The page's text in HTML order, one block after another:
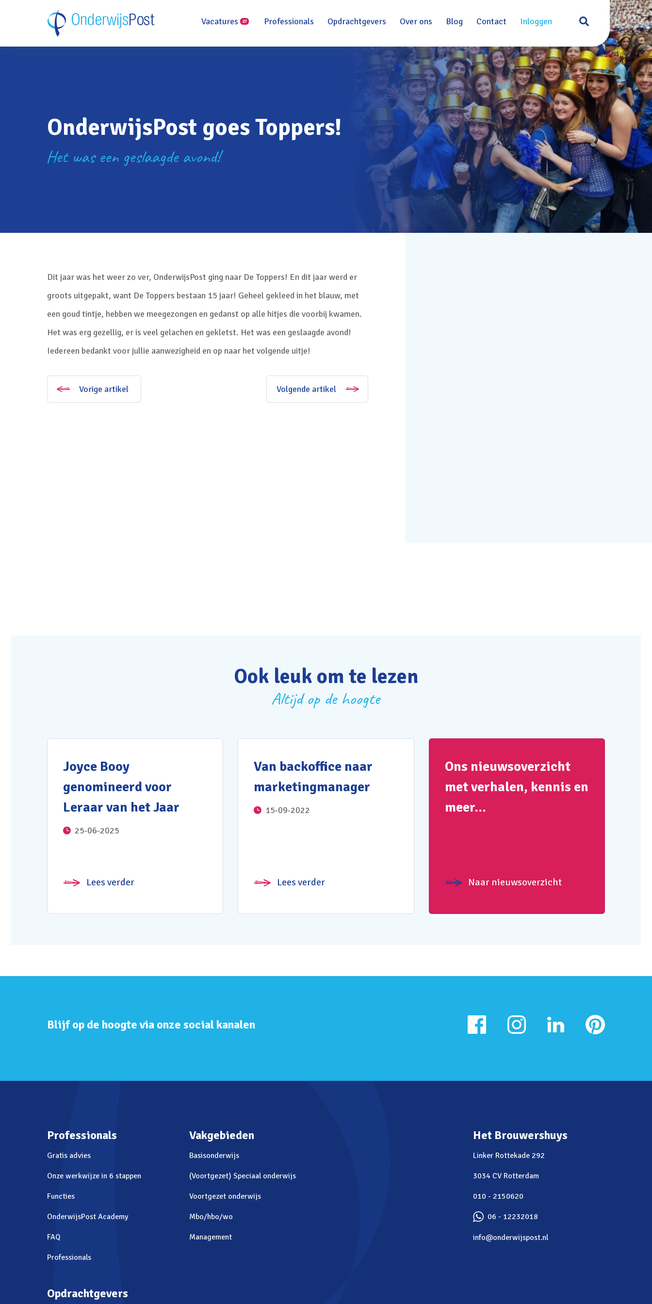
Vacatures 27 Professionals Opdrachtgevers Over ons Blog Contact Inloggen
OnderwijsPost goes Toppers!
Het was een geslaagde avond!
Dit jaar was het weer zo ver, OnderwijsPost ging naar De Toppers! En dit jaar werd er
groots uitgepakt, want De Toppers bestaan 15 jaar! Geheel gekleed in het blauw, met
een goud tintje, hebben we meegezongen en gedanst op alle hitjes die voorbij kwamen.
Het was erg gezellig, er is veel gelachen en gekletst. Het was een geslaagde avond!
Iedereen bedankt voor jullie aanwezigheid en op naar het volgende uitje!
Vorige artikel Volgende artikel
Ook leuk om te lezen
Altijd op de hoogte
Joyce Booy
genomineerd voor
Leraar van het Jaar
25-06-2025
Lees verder
Van backoffice naar
marketingmanager
15-09-2022
Lees verder
Ons nieuwsoverzicht
met verhalen, kennis en
meer…
Naar nieuwsoverzicht
Blijf op de hoogte via onze social kanalen
Professionals
Gratis advies
Onze werkwijze in 6 stappen
Functies
OnderwijsPost Academy
FAQ
Professionals
Opdrachtgevers
Vakgebieden
Basisonderwijs
(Voortgezet) Speciaal onderwijs
Voortgezet onderwijs
Mbo/hbo/wo
Management
Het Brouwershuys
Linker Rottekade 292
3034 CV Rotterdam
010 - 2150620
06 - 12232018
info@onderwijspost.nl